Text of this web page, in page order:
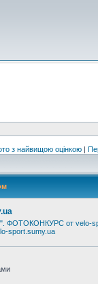
з найвищою оцінкою |
ФОТОКОНКУРС от velo-
sport.sumy.ua